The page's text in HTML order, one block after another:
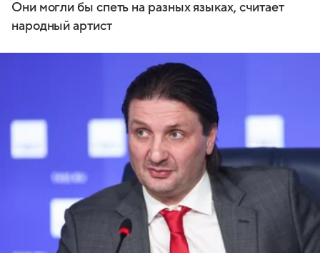
Они могли бы спеть на разных языках, считает
народный артист